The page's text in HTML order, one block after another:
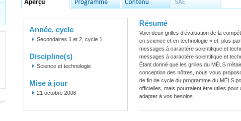
Année, cycle
Secondaires 1 et 2, cycle 1
Discipline(s)
Science et technologie
Mise à jour
21 octobre 2008
Résumé
Voici deux grilles d’évaluation de la
en science et en technologie » et, plus
messages à caractère scientifique et
messages à caractère scientifique et
Étant donné que les grilles du MÉLS
conception des nôtres, nous vous
de fin de cycle du programme du MÉLS
officielles, mais pourraient être utiles
adapter à vos besoins.